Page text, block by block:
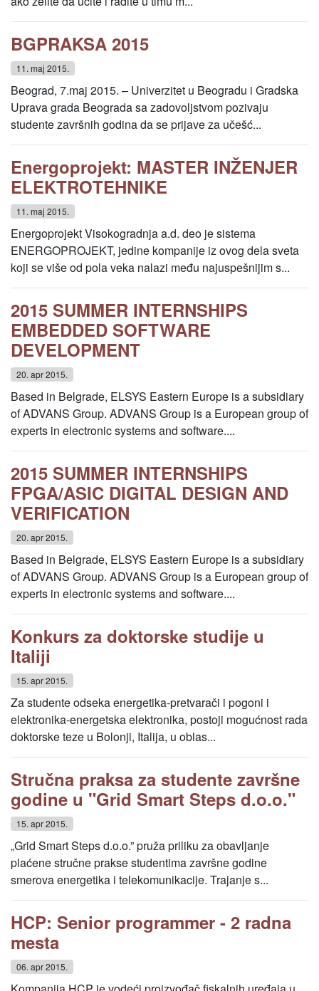
BGPRAKSA 2015
11. maj 2015.
Beograd, 7.maj 2015. – Univerzitet u Beogradu i Gradska
Uprava grada Beograda sa zadovoljstvom pozivaju
studente završnih godina da se prijave za učešć...
Energoprojekt: MASTER INŽENJER
ELEKTROTEHNIKE
11. maj 2015.
Energoprojekt Visokogradnja a.d. deo je sistema
ENERGOPROJEKT, jedine kompanije iz ovog dela sveta
koji se više od pola veka nalazi među najuspešnijim s...
2015 SUMMER INTERNSHIPS
EMBEDDED SOFTWARE
DEVELOPMENT
20. apr 2015.
Based in Belgrade, ELSYS Eastern Europe is a subsidiary
of ADVANS Group. ADVANS Group is a European group of
experts in electronic systems and software....
2015 SUMMER INTERNSHIPS
FPGA/ASIC DIGITAL DESIGN AND
VERIFICATION
20. apr 2015.
Based in Belgrade, ELSYS Eastern Europe is a subsidiary
of ADVANS Group. ADVANS Group is a European group of
experts in electronic systems and software....
Konkurs za doktorske studije u
Italiji
15. apr 2015.
Za studente odseka energetika-pretvarači i pogoni i
elektronika-energetska elektronika, postoji mogućnost rada
doktorske teze u Bolonji, Italija, u oblas...
Stručna praksa za studente završne
godine u "Grid Smart Steps d.o.o."
15. apr 2015.
„Grid Smart Steps d.o.o.” pruža priliku za obavljanje
plaćene stručne prakse studentima završne godine
smerova energetika i telekomunikacije. Trajanje s...
HCP: Senior programmer - 2 radna
mesta
06. apr 2015.